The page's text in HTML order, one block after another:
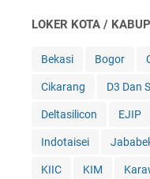
LOKER KOTA /
Bekasi Bogor
Cikarang D3 Dan
Deltasilicon EJIP
Indotaisei
KIIC KIM